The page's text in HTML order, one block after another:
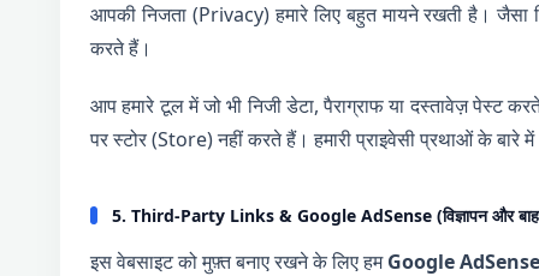
आपकी निजता (Privacy) हमारे लिए बहुत मायने रखती है। जैसा
करते हैं।
आप हमारे टूल में जो भी निजी डेटा, पैराग्राफ या दस्तावेज़ पेस्ट
पर स्टोर (Store) नहीं करते हैं। हमारी प्राइवेसी प्रथाओं के बारे
5. Third-Party Links & Google AdSense (विज्ञापन और
इस वेबसाइट को मुफ़्त बनाए रखने के लिए हमGoogle AdSense